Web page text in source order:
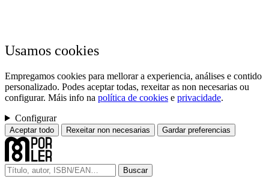
Usamos cookies
Empregamos cookies para mellorar a experiencia, análises e contido
personalizado. Podes aceptar todas, rexeitar as non necesarias ou
configurar. Máis info na política de cookies e privacidade.
Configurar
Aceptar todo Rexeitar non necesarias Gardar preferencias
Buscar